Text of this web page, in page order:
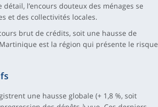
l’encours douteux des ménages se
et des collectivités locales.
brut de crédits, soit une hausse de
est la région qui présente le risque
une hausse globale (+ 1,8 %, soit